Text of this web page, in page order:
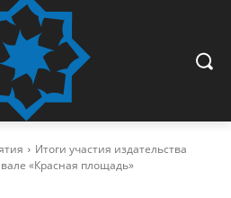
Итоги участия издательства
«Красная площадь»